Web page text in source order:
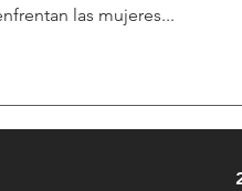
las mujeres...